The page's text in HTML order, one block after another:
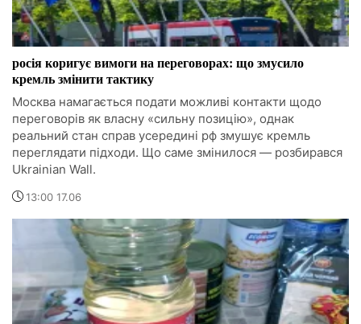
росія коригує вимоги на переговорах: що змусило
кремль змінити тактику
Москва намагається подати можливі контакти щодо
переговорів як власну «сильну позицію», однак
реальний стан справ усередині рф змушує кремль
переглядати підходи. Що саме змінилося — розбирався
Ukrainian Wall.
13:00 17.06